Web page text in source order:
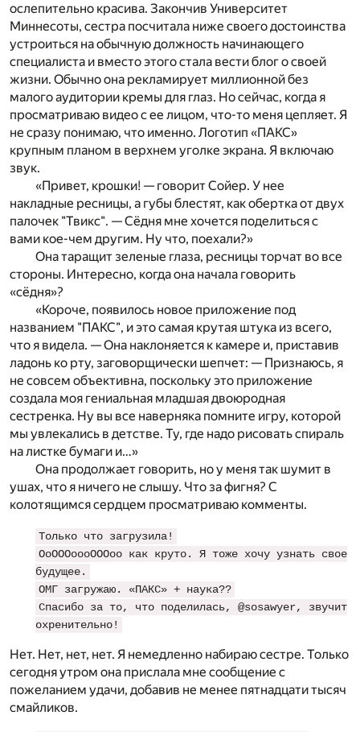
ослепительно красива. Закончив Университет
Миннесоты, сестра посчитала ниже своего достоинства
устроиться на обычную должность начинающего
специалиста и вместо этого стала вести блог о своей
жизни. Обычно она рекламирует миллионной без
малого аудитории кремы для глаз. Но сейчас, когда я
просматриваю видео с ее лицом, что-то меня цепляет. Я
не сразу понимаю, что именно. Логотип «ПАКС»
крупным планом в верхнем уголке экрана. Я включаю
звук.
«Привет, крошки! — говорит Сойер. У нее
накладные ресницы, а губы блестят, как обертка от двух
палочек "Твикс". — Сёдня мне хочется поделиться с
вами кое-чем другим. Ну что, поехали?»
Она таращит зеленые глаза, ресницы торчат во все
стороны. Интересно, когда она начала говорить
«сёдня»?
«Короче, появилось новое приложение под
названием "ПАКС", и это самая крутая штука из всего,
что я видела. — Она наклоняется к камере и, приставив
ладонь ко рту, заговорщически шепчет: — Признаюсь, я
не совсем объективна, поскольку это приложение
создала моя гениальная младшая двоюродная
сестренка. Ну вы все наверняка помните игру, которой
мы увлекались в детстве. Ту, где надо рисовать спираль
на листке бумаги и…»
Она продолжает говорить, но у меня так шумит в
ушах, что я ничего не слышу. Что за фигня? С
колотящимся сердцем просматриваю комменты.
Только что загрузила!
ОоОООоооОООоо как круто. Я тоже хочу узнать свое
будущее.
ОМГ загружаю. «ПАКС» + наука??
Спасибо за то, что поделилась, @sosawyer, звучит
охренительно!
Нет. Нет, нет, нет. Я немедленно набираю сестре. Только
сегодня утром она прислала мне сообщение с
пожеланием удачи, добавив не менее пятнадцати тысяч
смайликов.